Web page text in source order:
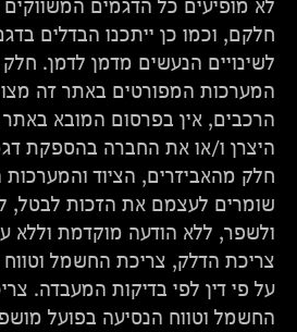
לא מופיעים כל הדגמים
חלקם, וכמו כן ייתכנו הבדלים
לשינויים הנעשים מדמן לדמן.
המערכות המפורטים באתר זה
הרכבים, אין בפרסום המובא באתר
היצרן ו/או את החברה בהספקת
חלק מהאביזרים, הציוד
שומרים לעצמם את הזכות לבטל,
ולשפר, ללא הודעה מוקדמת וללא
צריכת הדלק, צריכת החשמל
על פי דין לפי בדיקות המעבדה.
החשמל וטווח הנסיעה בפועל